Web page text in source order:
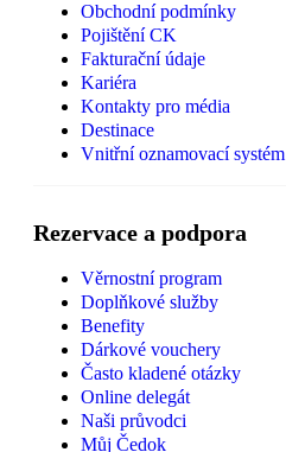
Obchodní podmínky
Pojištění CK
Fakturační údaje
Kariéra
Kontakty pro média
Destinace
Vnitřní oznamovací systém
Rezervace a podpora
Věrnostní program
Doplňkové služby
Benefity
Dárkové vouchery
Často kladené otázky
Online delegát
Naši průvodci
Můj Čedok